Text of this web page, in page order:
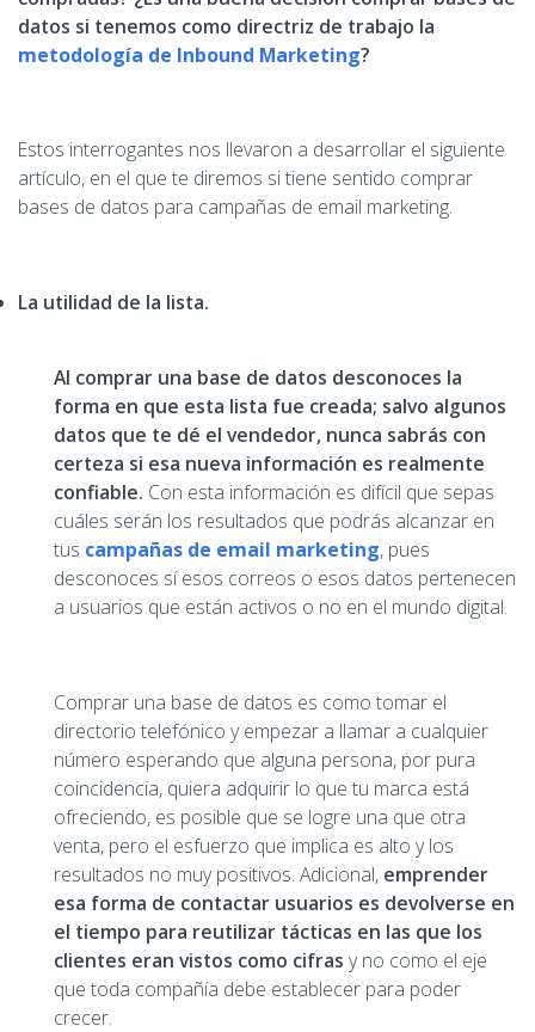
datos si tenemos como directriz de trabajo la
metodología de Inbound Marketing?
Estos interrogantes nos llevaron a desarrollar el siguiente
artículo, en el que te diremos si tiene sentido comprar
bases de datos para campañas de email marketing.
La utilidad de la lista.
Al comprar una base de datos desconoces la
forma en que esta lista fue creada; salvo algunos
datos que te dé el vendedor, nunca sabrás con
certeza si esa nueva información es realmente
confiable. Con esta información es difícil que sepas
cuáles serán los resultados que podrás alcanzar en
tus campañas de email marketing, pues
desconoces sí esos correos o esos datos pertenecen
a usuarios que están activos o no en el mundo digital.
Comprar una base de datos es como tomar el
directorio telefónico y empezar a llamar a cualquier
número esperando que alguna persona, por pura
coincidencia, quiera adquirir lo que tu marca está
ofreciendo, es posible que se logre una que otra
venta, pero el esfuerzo que implica es alto y los
resultados no muy positivos. Adicional, emprender
esa forma de contactar usuarios es devolverse en
el tiempo para reutilizar tácticas en las que los
clientes eran vistos como cifras y no como el eje
que toda compañía debe establecer para poder
crecer.